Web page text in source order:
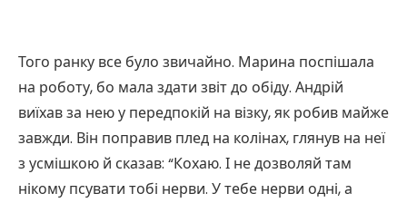
Того ранку все було звичайно. Марина поспішала
на роботу, бо мала здати звіт до обіду. Андрій
виїхав за нею у передпокій на візку, як робив майже
завжди. Він поправив плед на колінах, глянув на неї
з усмішкою й сказав: “Кохаю. І не дозволяй там
нікому псувати тобі нерви. У тебе нерви одні, а